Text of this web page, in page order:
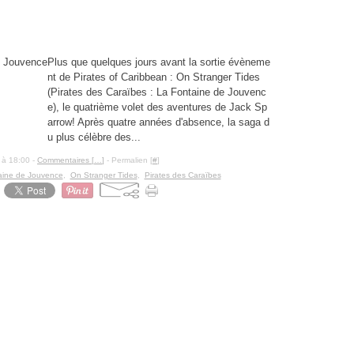
Plus que quelques jours avant la sortie évèneme
nt de Pirates of Caribbean : On Stranger Tides
(Pirates des Caraïbes : La Fontaine de Jouvenc
e), le quatrième volet des aventures de Jack Sp
arrow! Après quatre années d'absence, la saga d
u plus célèbre des...
à 18:00 - Commentaires [ ] - Permalien [#]
de Jouvence
On Stranger Tides, Pirates des Caraïbes